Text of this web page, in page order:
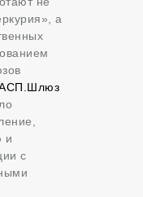
а
и
с